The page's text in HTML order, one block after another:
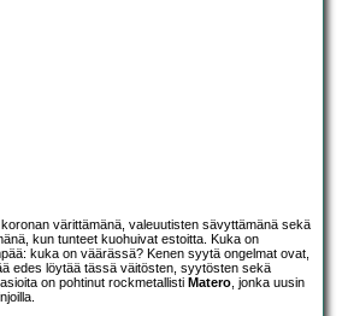
värittämänä, valeuutisten sävyttämänä sekä
kun tunteet kuohuivat estoitta. Kuka on
kuka on väärässä? Kenen syytä ongelmat ovat,
edes löytää tässä väitösten, syytösten sekä
on pohtinut rockmetallisti Matero , jonka uusin